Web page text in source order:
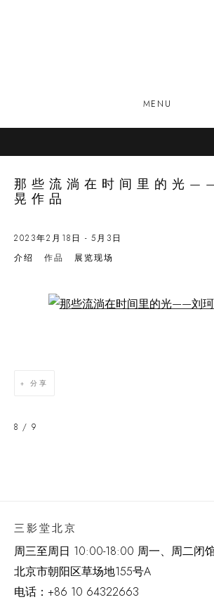
MENU
那些流淌在时间里的光
晃作品
2023年2月18日 - 5月3日
介绍
作品 展览现场
Open a larger version of the
分享
8 / 9
三影堂北京
周三至周日 10:00-18:00 周一、周二闭
北京市朝阳区草场地155号A
电话： +86 10 64322663